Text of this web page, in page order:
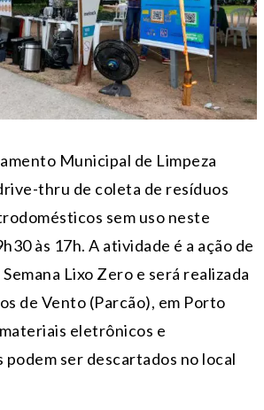
Municipal de Limpeza
thru de coleta de resíduos
sem uso neste
às 17h. A atividade é a ação de
Lixo Zero e será realizada
de Vento (Parcão), em Porto
eletrônicos e
ser descartados no local